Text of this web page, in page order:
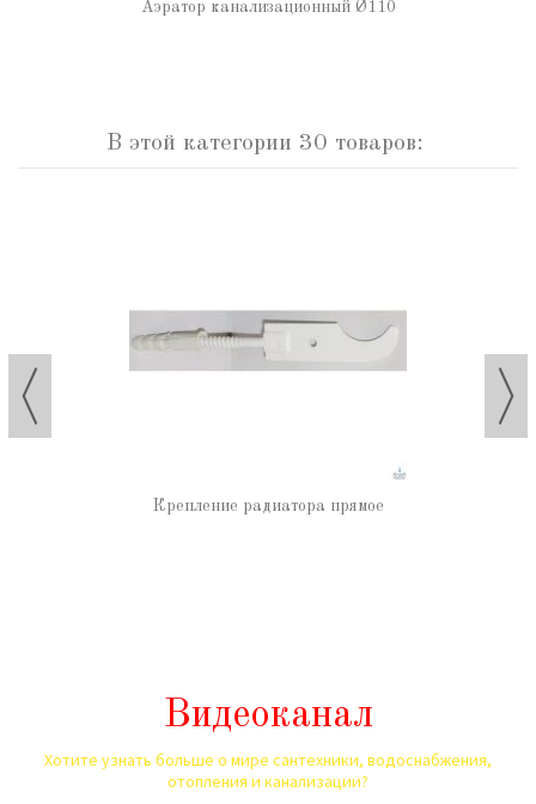
Аэратор канализационный Ø110
В этой категории 30 товаров:
Крепление радиатора прямое
Видеоканал
Хотите узнать больше о мире сантехники, водоснабжения,
отопления и канализации?